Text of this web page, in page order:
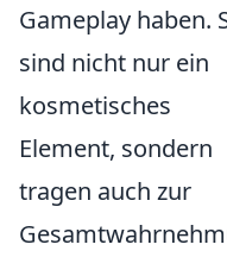
Gameplay haben.
sind nicht nur ein
kosmetisches
Element, sondern
tragen auch zur